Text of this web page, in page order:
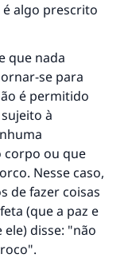
algo prescrito
que nada
se para
é permitido
à
corpo ou que
Nesse caso,
de fazer coisas
(que a paz e
disse: "não